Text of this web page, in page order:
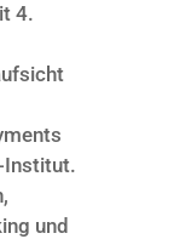
4.
Institut.
und